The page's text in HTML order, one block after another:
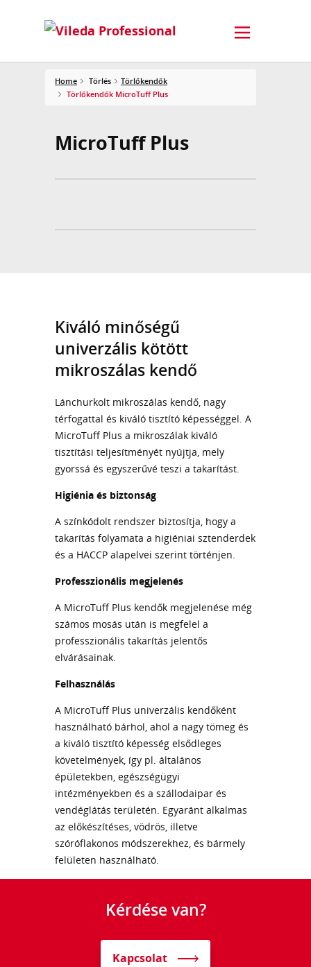
Home Törlés
Törlőkendők
Törlőkendők MicroTuff Plus
MicroTuff Plus
Kiváló minőségű
univerzális kötött
mikroszálas kendő
Lánchurkolt mikroszálas kendő, nagy
térfogattal és kiváló tisztító képességgel. A
MicroTuff Plus a mikroszálak kiváló
tisztítási teljesítményét nyújtja, mely
gyorssá és egyszerűvé teszi a takarítást.
Higiénia és biztonság
A színkódolt rendszer biztosítja, hogy a
takarítás folyamata a higiéniai sztenderdek
és a HACCP alapelvei szerint történjen.
Professzionális megjelenés
A MicroTuff Plus kendők megjelenése még
számos mosás után is megfelel a
professzionális takarítás jelentős
elvárásainak.
Felhasználás
A MicroTuff Plus univerzális kendőként
használható bárhol, ahol a nagy tömeg és
a kiváló tisztító képesség elsődleges
követelmények, így pl. általános
épületekben, egészségügyi
intézményekben és a szállodaipar és
vendéglátás területén. Egyaránt alkalmas
az előkészítéses, vödrös, illetve
szóróflakonos módszerekhez, és bármely
felületen használható.
Kérdése van?
Kapcsolat